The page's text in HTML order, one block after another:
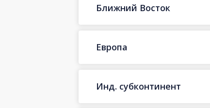
Ближний Восток
Европа
Инд. субконтинент